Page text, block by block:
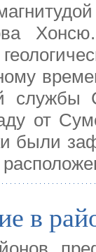
от
были
в